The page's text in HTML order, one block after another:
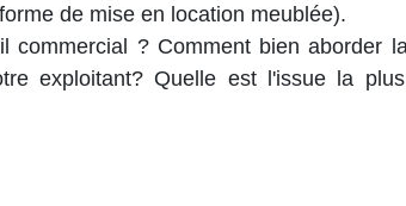
de mise en location meublée).
commercial ? Comment bien aborder
exploitant? Quelle est l'issue la